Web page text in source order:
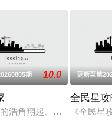
弟),笑点掌门人张立东,啦啦
期 10.0
浩角翔起、莎莎及其他主
更新至第
全民星
《全民星